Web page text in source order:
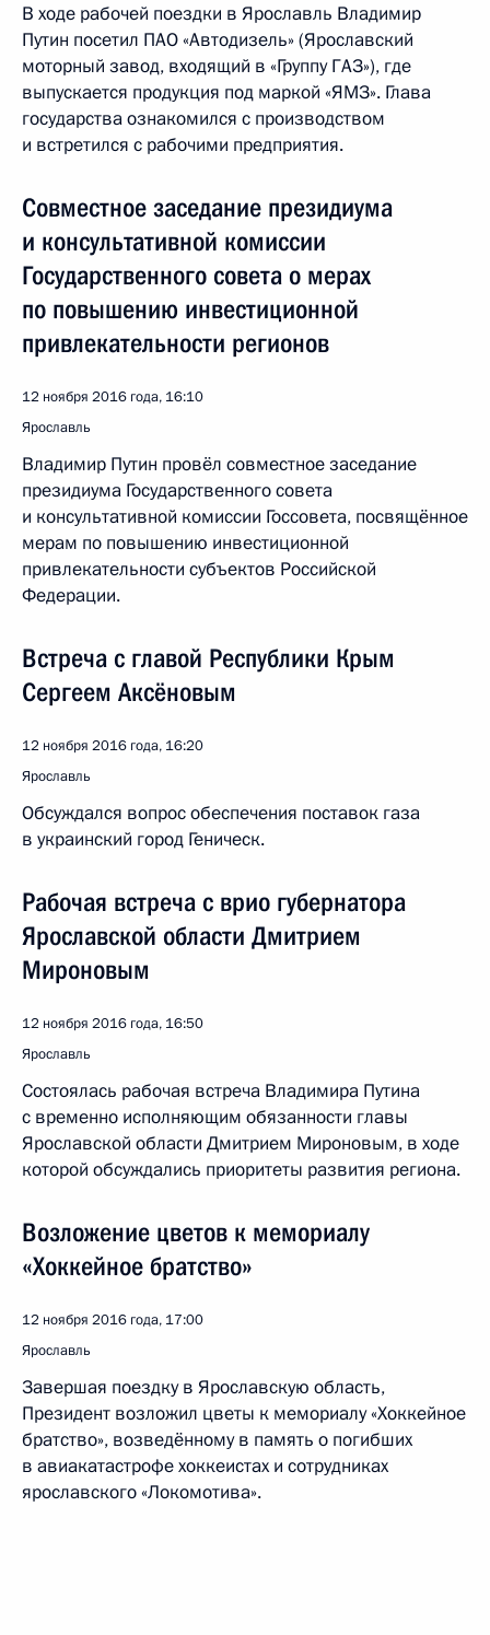
В ходе рабочей поездки в Ярославль Владимир
Путин посетил ПАО «Автодизель» (Ярославский
моторный завод, входящий в «Группу ГАЗ»), где
выпускается продукция под маркой «ЯМЗ». Глава
государства ознакомился с производством
и встретился с рабочими предприятия.
Совместное заседание президиума
и консультативной комиссии
Государственного совета о мерах
по повышению инвестиционной
привлекательности регионов
12 ноября 2016 года, 16:10
Ярославль
Владимир Путин провёл совместное заседание
президиума Государственного совета
и консультативной комиссии Госсовета, посвящённое
мерам по повышению инвестиционной
привлекательности субъектов Российской
Федерации.
Встреча с главой Республики Крым
Сергеем Аксёновым
12 ноября 2016 года, 16:20
Ярославль
Обсуждался вопрос обеспечения поставок газа
в украинский город Геническ.
Рабочая встреча с врио губернатора
Ярославской области Дмитрием
Мироновым
12 ноября 2016 года, 16:50
Ярославль
Состоялась рабочая встреча Владимира Путина
с временно исполняющим обязанности главы
Ярославской области Дмитрием Мироновым, в ходе
которой обсуждались приоритеты развития региона.
Возложение цветов к мемориалу
«Хоккейное братство»
12 ноября 2016 года, 17:00
Ярославль
Завершая поездку в Ярославскую область,
Президент возложил цветы к мемориалу «Хоккейное
братство», возведённому в память о погибших
в авиакатастрофе хоккеистах и сотрудниках
ярославского «Локомотива».